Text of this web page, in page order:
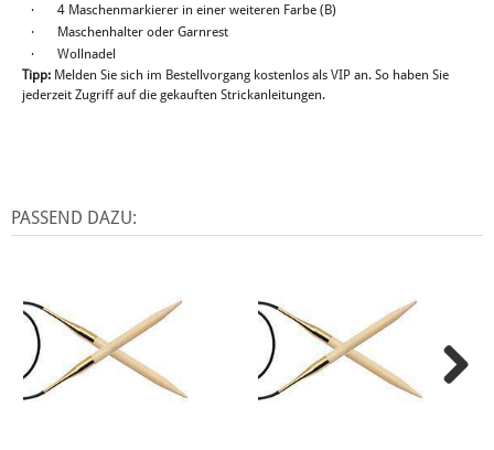
· 4 Maschenmarkierer in einer weiteren Farbe (B)
· Maschenhalter oder Garnrest
· Wollnadel
Tipp: Melden Sie sich im Bestellvorgang kostenlos als VIP an. So haben Sie
jederzeit Zugriff auf die gekauften Strickanleitungen.
PASSEND DAZU: